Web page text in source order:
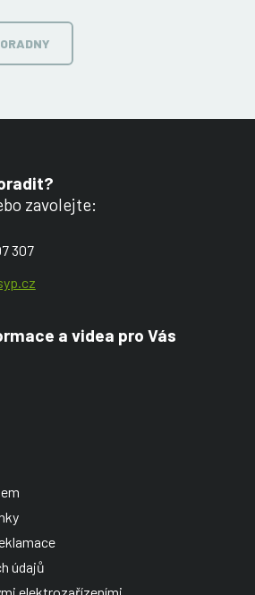
zavolejte:
307
a videa pro Vás
údajů